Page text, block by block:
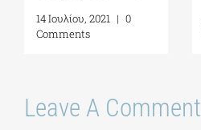
14 Ιουλίου, 2021
Comments
Leave A Comment